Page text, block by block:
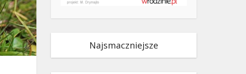
Najsmaczniejsze